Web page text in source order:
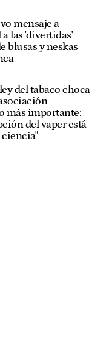
mensaje a
a las 'divertidas'
blusas y neskas
del tabaco choca
más importante:
del vaper está
ciencia"